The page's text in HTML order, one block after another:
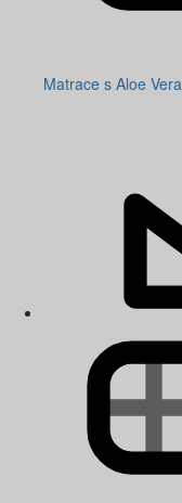
Matrace s Aloe Vera